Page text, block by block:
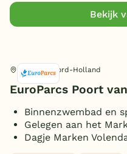
Bekijk
Uitdam, Noord-Holland
EuroParcs Poort
Binnenzwembad en
Gelegen aan het
Dagje Marken